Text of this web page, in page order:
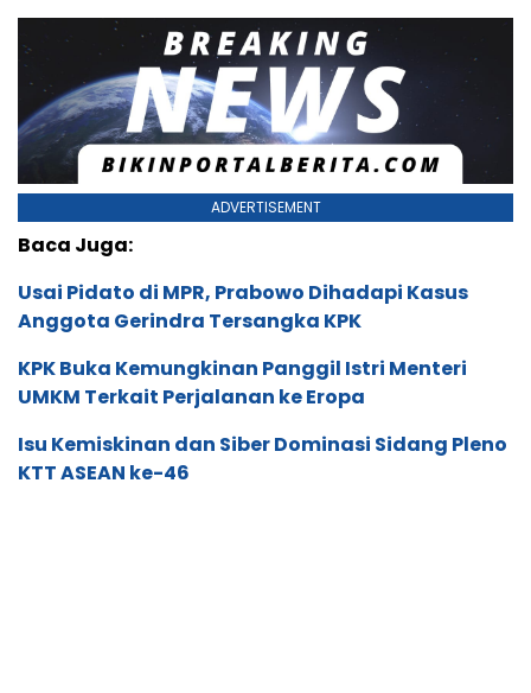
ADVERTISEMENT
Baca Juga:
Usai Pidato di MPR, Prabowo Dihadapi Kasus
Anggota Gerindra Tersangka KPK
KPK Buka Kemungkinan Panggil Istri Menteri
UMKM Terkait Perjalanan ke Eropa
Isu Kemiskinan dan Siber Dominasi Sidang Pleno
KTT ASEAN ke-46